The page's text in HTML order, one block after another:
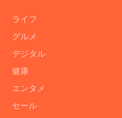
ライフ
グルメ
デジタル
健康
エンタメ
セール